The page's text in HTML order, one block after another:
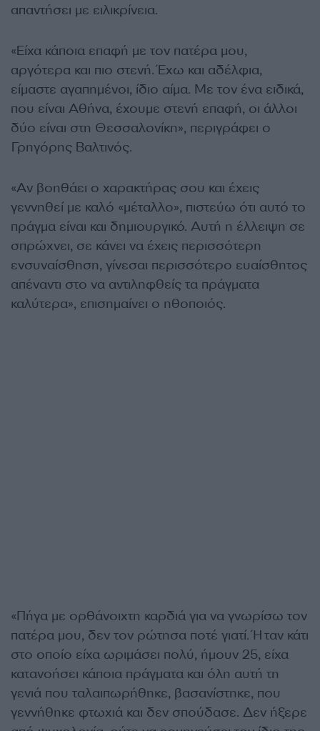
απαντήσει με ειλικρίνεια.
«Είχα κάποια επαφή με τον πατέρα μου,
αργότερα και πιο στενή. Έχω και αδέλφια,
είμαστε αγαπημένοι, ίδιο αίμα. Με τον ένα ειδικά,
που είναι Αθήνα, έχουμε στενή επαφή, οι άλλοι
δύο είναι στη Θεσσαλονίκη», περιγράφει ο
Γρηγόρης Βαλτινός.
«Αν βοηθάει ο χαρακτήρας σου και έχεις
γεννηθεί με καλό «μέταλλο», πιστεύω ότι αυτό το
πράγμα είναι και δημιουργικό. Αυτή η έλλειψη σε
σπρώχνει, σε κάνει να έχεις περισσότερη
ενσυναίσθηση, γίνεσαι περισσότερο ευαίσθητος
απέναντι στο να αντιληφθείς τα πράγματα
καλύτερα», επισημαίνει ο ηθοποιός.
«Πήγα με ορθάνοιχτη καρδιά για να γνωρίσω τον
πατέρα μου, δεν τον ρώτησα ποτέ γιατί. Ήταν κάτι
στο οποίο είχα ωριμάσει πολύ, ήμουν 25, είχα
κατανοήσει κάποια πράγματα και όλη αυτή τη
γενιά που ταλαιπωρήθηκε, βασανίστηκε, που
γεννήθηκε φτωχιά και δεν σπούδασε. Δεν ήξερε